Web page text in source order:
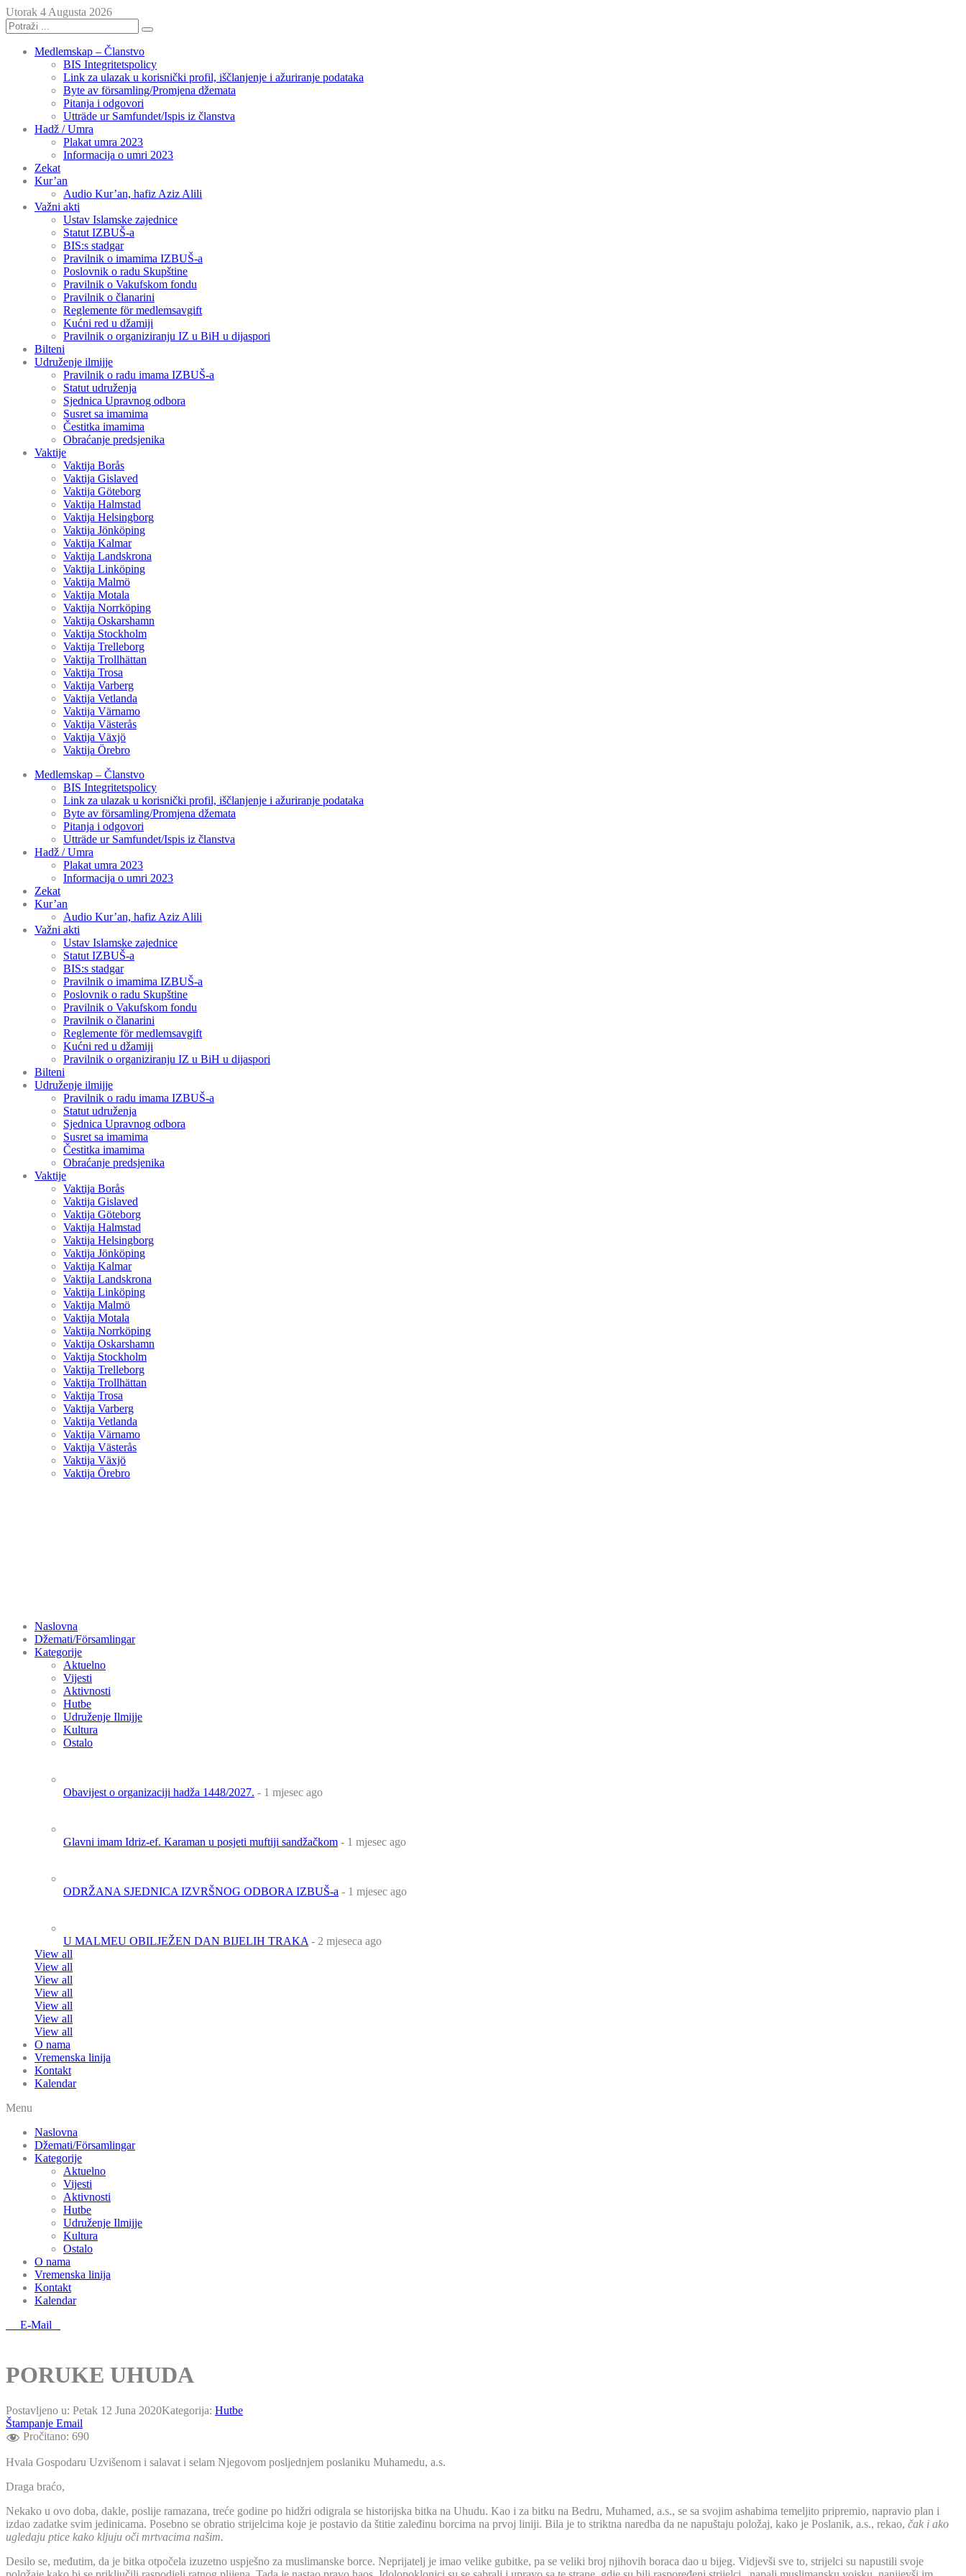
Utorak 4 Augusta 2026
Medlemskap – Članstvo
BIS Integritetspolicy
Link za ulazak u korisnički profil, iščlanjenje i ažuriranje podataka
Byte av församling/Promjena džemata
Pitanja i odgovori
Utträde ur Samfundet/Ispis iz članstva
Hadž / Umra
Plakat umra 2023
Informacija o umri 2023
Zekat
Kur’an
Audio Kur’an, hafiz Aziz Alili
Važni akti
Ustav Islamske zajednice
Statut IZBUŠ-a
BIS:s stadgar
Pravilnik o imamima IZBUŠ-a
Poslovnik o radu Skupštine
Pravilnik o Vakufskom fondu
Pravilnik o članarini
Reglemente för medlemsavgift
Kućni red u džamiji
Pravilnik o organiziranju IZ u BiH u dijaspori
Bilteni
Udruženje ilmijje
Pravilnik o radu imama IZBUŠ-a
Statut udruženja
Sjednica Upravnog odbora
Susret sa imamima
Čestitka imamima
Obraćanje predsjenika
Vaktije
Vaktija Borås
Vaktija Gislaved
Vaktija Göteborg
Vaktija Halmstad
Vaktija Helsingborg
Vaktija Jönköping
Vaktija Kalmar
Vaktija Landskrona
Vaktija Linköping
Vaktija Malmö
Vaktija Motala
Vaktija Norrköping
Vaktija Oskarshamn
Vaktija Stockholm
Vaktija Trelleborg
Vaktija Trollhättan
Vaktija Trosa
Vaktija Varberg
Vaktija Vetlanda
Vaktija Värnamo
Vaktija Västerås
Vaktija Växjö
Vaktija Örebro
Medlemskap – Članstvo
BIS Integritetspolicy
Link za ulazak u korisnički profil, iščlanjenje i ažuriranje podataka
Byte av församling/Promjena džemata
Pitanja i odgovori
Utträde ur Samfundet/Ispis iz članstva
Hadž / Umra
Plakat umra 2023
Informacija o umri 2023
Zekat
Kur’an
Audio Kur’an, hafiz Aziz Alili
Važni akti
Ustav Islamske zajednice
Statut IZBUŠ-a
BIS:s stadgar
Pravilnik o imamima IZBUŠ-a
Poslovnik o radu Skupštine
Pravilnik o Vakufskom fondu
Pravilnik o članarini
Reglemente för medlemsavgift
Kućni red u džamiji
Pravilnik o organiziranju IZ u BiH u dijaspori
Bilteni
Udruženje ilmijje
Pravilnik o radu imama IZBUŠ-a
Statut udruženja
Sjednica Upravnog odbora
Susret sa imamima
Čestitka imamima
Obraćanje predsjenika
Vaktije
Vaktija Borås
Vaktija Gislaved
Vaktija Göteborg
Vaktija Halmstad
Vaktija Helsingborg
Vaktija Jönköping
Vaktija Kalmar
Vaktija Landskrona
Vaktija Linköping
Vaktija Malmö
Vaktija Motala
Vaktija Norrköping
Vaktija Oskarshamn
Vaktija Stockholm
Vaktija Trelleborg
Vaktija Trollhättan
Vaktija Trosa
Vaktija Varberg
Vaktija Vetlanda
Vaktija Värnamo
Vaktija Västerås
Vaktija Växjö
Vaktija Örebro
Naslovna
Džemati/Församlingar
Kategorije
Aktuelno
Vijesti
Aktivnosti
Hutbe
Udruženje Ilmijje
Kultura
Ostalo
Obavijest o organizaciji hadža 1448/2027. - 1 mjesec ago
Glavni imam Idriz-ef. Karaman u posjeti muftiji sandžačkom - 1 mjesec ago
ODRŽANA SJEDNICA IZVRŠNOG ODBORA IZBUŠ-a - 1 mjesec ago
U MALMEU OBILJEŽEN DAN BIJELIH TRAKA - 2 mjeseca ago
View all
View all
View all
View all
View all
View all
View all
O nama
Vremenska linija
Kontakt
Kalendar
Menu
Naslovna
Džemati/Församlingar
Kategorije
Aktuelno
Vijesti
Aktivnosti
Hutbe
Udruženje Ilmijje
Kultura
Ostalo
O nama
Vremenska linija
Kontakt
Kalendar
E-Mail
PORUKE UHUDA
Postavljeno u: Petak 12 Juna 2020Kategorija: Hutbe
Štampanje Email
Pročitano: 690
Hvala Gospodaru Uzvišenom i salavat i selam Njegovom posljednjem poslaniku Muhamedu, a.s.
Draga braćo,
Nekako u ovo doba, dakle, poslije ramazana, treće godine po hidžri odigrala se historijska bitka na Uhudu. Kao i za bitku na Bedru, Muhamed, a.s., se sa svojim ashabima temeljito pripremio, napravio plan i
izdao zadatke svim jedinicama. Posebno se obratio strijelcima koje je postavio da štitie zaleđinu borcima na prvoj liniji. Bila je to striktna naredba da ne napuštaju položaj, kako je Poslanik, a.s., rekao, čak i ako
ugledaju ptice kako kljuju oči mrtvacima našim.
Desilo se, međutim, da je bitka otpočela izuzetno uspješno za muslimanske borce. Neprijatelj je imao velike gubitke, pa se veliki broj njihovih boraca dao u bijeg. Vidjevši sve to, strijelci su napustili svoje